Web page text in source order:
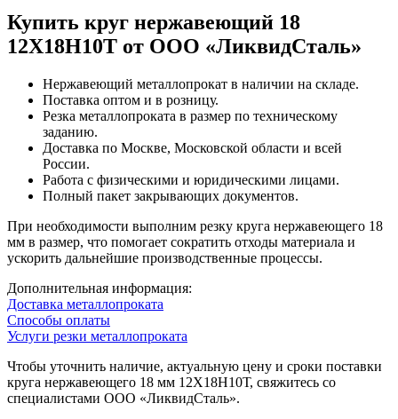
Купить круг нержавеющий 18
12Х18Н10Т от ООО «ЛиквидСталь»
Нержавеющий металлопрокат в наличии на складе.
Поставка оптом и в розницу.
Резка металлопроката в размер по техническому
заданию.
Доставка по Москве, Московской области и всей
России.
Работа с физическими и юридическими лицами.
Полный пакет закрывающих документов.
При необходимости выполним резку круга нержавеющего 18
мм в размер, что помогает сократить отходы материала и
ускорить дальнейшие производственные процессы.
Дополнительная информация:
Доставка металлопроката
Способы оплаты
Услуги резки металлопроката
Чтобы уточнить наличие, актуальную цену и сроки поставки
круга нержавеющего 18 мм 12Х18Н10Т, свяжитесь со
специалистами ООО «ЛиквидСталь».